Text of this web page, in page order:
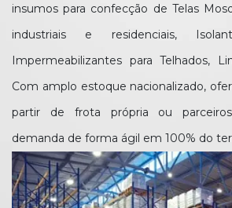
insumos para confecção de Telas
industriais e residenciais,
Impermeabilizantes para Telhados,
Com amplo estoque nacionalizado,
partir de frota própria ou
demanda de forma ágil em 100% do